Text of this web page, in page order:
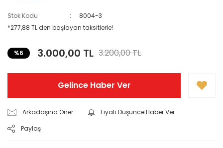
Stok Kodu
8004-3
*277,88 TL den başlayan taksitlerle!
%6 3.000,00 TL 3.200,00 TL
Gelince Haber Ver
Arkadaşına Öner
Fiyatı Düşünce Haber Ver
Paylaş